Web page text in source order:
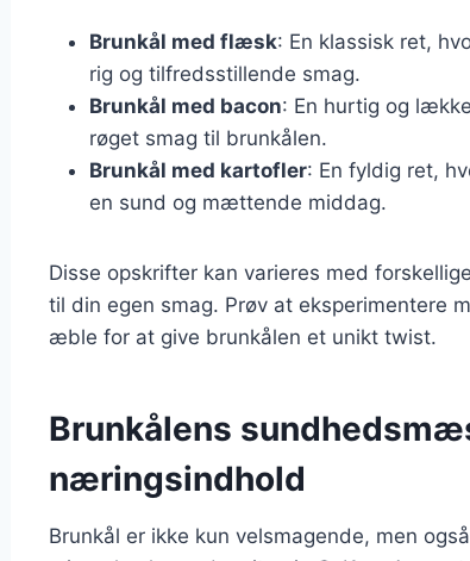
Brunkål med flæsk: En klassisk ret,
rig og tilfredsstillende smag.
Brunkål med bacon: En hurtig og
røget smag til brunkålen.
Brunkål med kartofler: En fyldig ret,
en sund og mættende middag.
Disse opskrifter kan varieres med
til din egen smag. Prøv at eksperimentere
æble for at give brunkålen et unikt twist.
Brunkålens
næringsindhold
Brunkål er ikke kun velsmagende, men